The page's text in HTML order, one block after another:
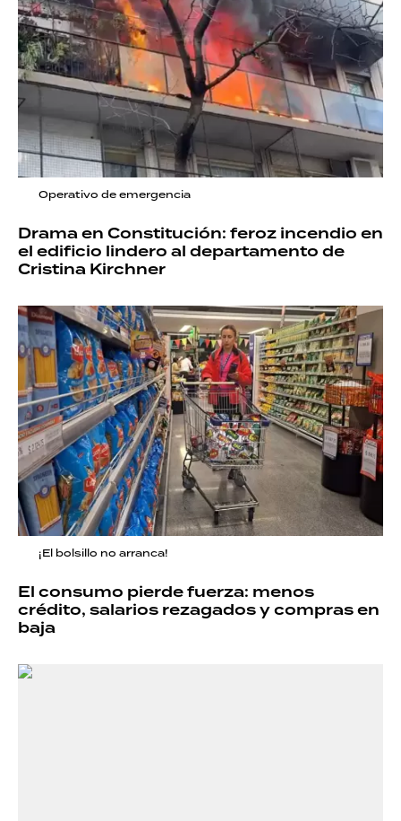
Operativo de emergencia
Drama en Constitución: feroz incendio en
el edificio lindero al departamento de
Cristina Kirchner
¡El bolsillo no arranca!
El consumo pierde fuerza: menos
crédito, salarios rezagados y compras en
baja